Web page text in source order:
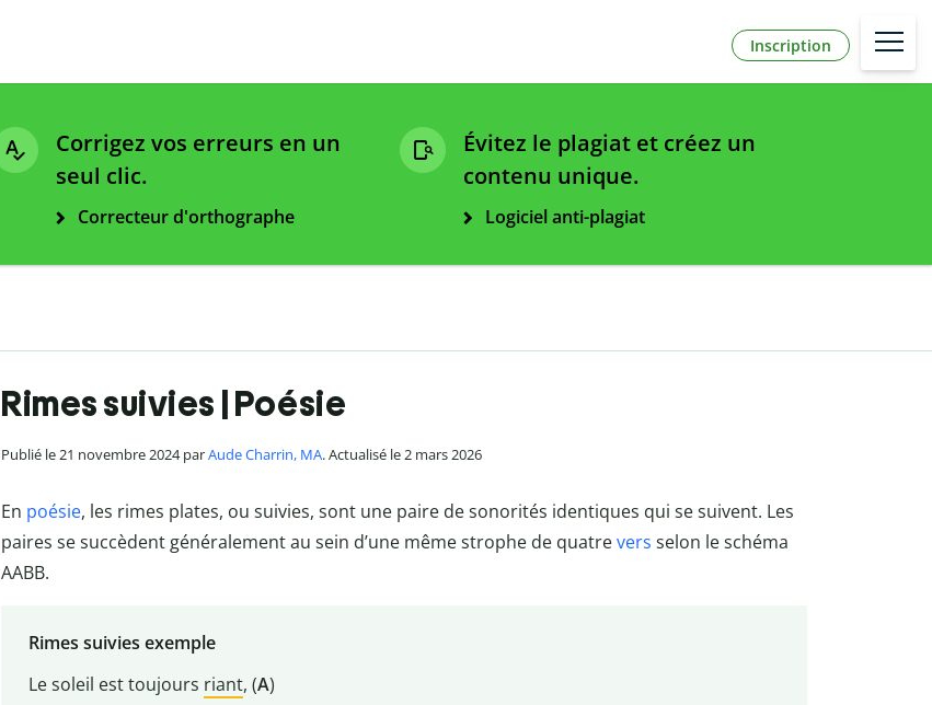
Inscription
Corrigez vos erreurs en un
seul clic.
Correcteur d'orthographe
Évitez le plagiat et créez un
contenu unique.
Logiciel anti-plagiat
Rimes suivies | Poésie
Publié le 21 novembre 2024 parAude Charrin, MA. Actualisé le 2 mars 2026
En poésie, les rimes plates, ou suivies, sont une paire de sonorités identiques qui se suivent. Les
paires se succèdent généralement au sein d’une même strophe de quatrevers selon le schéma
AABB.
Rimes suivies exemple
Le soleil est toujours riant, (A)